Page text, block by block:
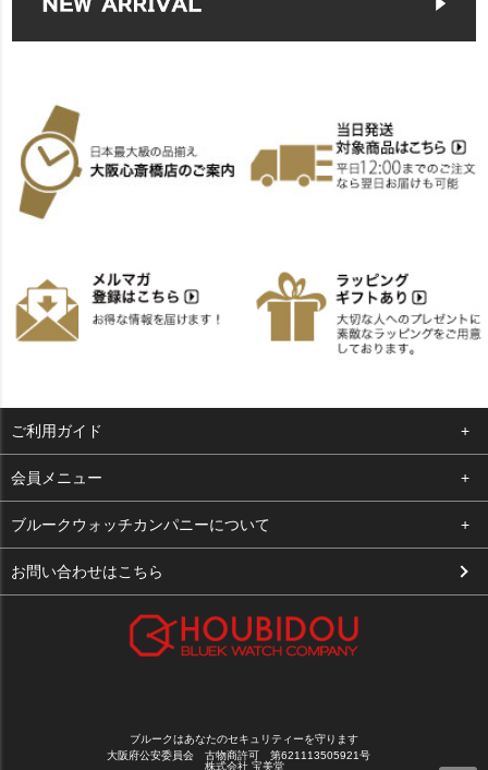
ご利用ガイド
よくある質問
支払い・送料
お客様の声
会員メニュー
ログイン
お気に入り
ブルークウォッチカンパニーについて
会社概要
お問い合わせはこちら
ブルークはあなたのセキュリティーを守ります
大阪府公安委員会 古物商許可 第621113505921号
株式会社 宝美堂